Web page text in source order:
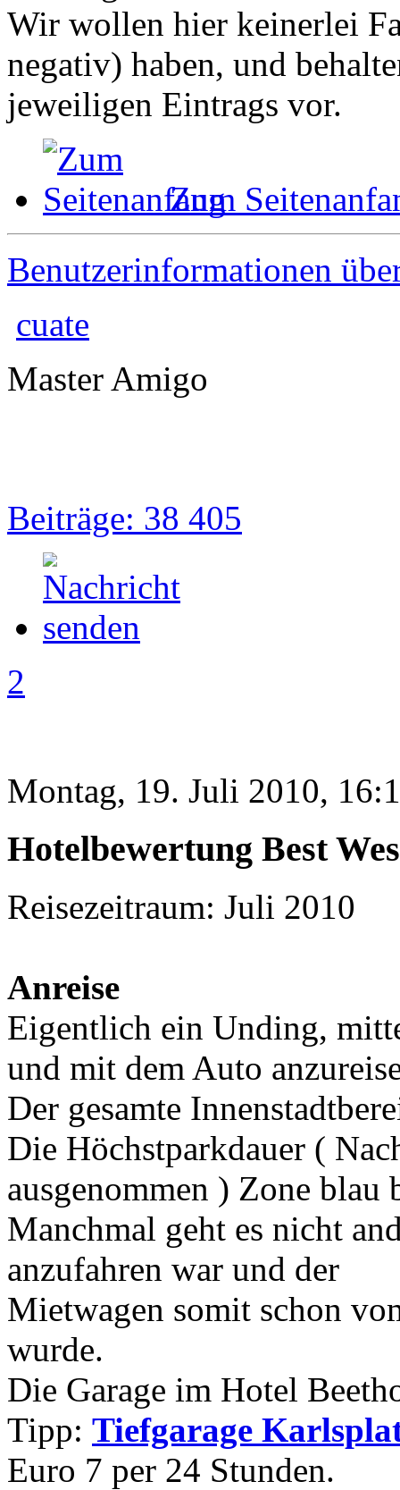
Wir wollen hier keinerlei
negativ) haben, und
jeweiligen Eintrags vor.
Zum
Benutzerinformationen
cuate
Master Amigo
Beiträge: 38 405
2
Montag, 19. Juli 2010,
Hotelbewertung Best
Reisezeitraum: Juli 2010
Anreise
Eigentlich ein Unding,
und mit dem Auto
Der gesamte
Die Höchstparkdauer (
ausgenommen ) Zone blau
Manchmal geht es nicht
anzufahren war und der
Mietwagen somit schon
wurde.
Die Garage im Hotel
Tipp: Tiefgarage
Euro 7 per 24 Stunden.